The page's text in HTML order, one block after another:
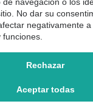
© TienDental
navegación o los
No dar su
negativamente a
funciones.
Rechazar
Aceptar todas